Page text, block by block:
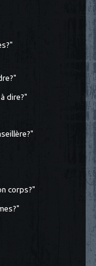
dire?"
corps?"